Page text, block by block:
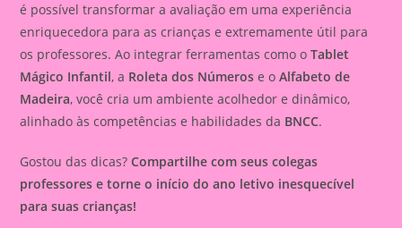
é possível transformar a avaliação em uma experiência
enriquecedora para as crianças e extremamente útil para
os professores. Ao integrar ferramentas como oTablet
Mágico Infantil, a Roleta dos Números e oAlfabeto de
Madeira, você cria um ambiente acolhedor e dinâmico,
alinhado às competências e habilidades da BNCC.
Gostou das dicas?Compartilhe com seus colegas
professores e torne o início do ano letivo inesquecível
para suas crianças!